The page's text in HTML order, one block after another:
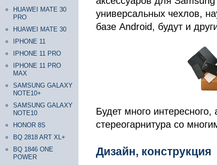
HUAWEI MATE 30
PRO
HUAWEI MATE 30
IPHONE 11
IPHONE 11 PRO
IPHONE 11 PRO
MAX
SAMSUNG GALAXY
NOTE10+
SAMSUNG GALAXY
NOTE10
HONOR 8S
BQ 2818 ART XL+
BQ 1846 ONE
POWER
универсальных чехлов,
базе Android, будут и
Будет много
стереогарнитура со
Дизайн, конструкция